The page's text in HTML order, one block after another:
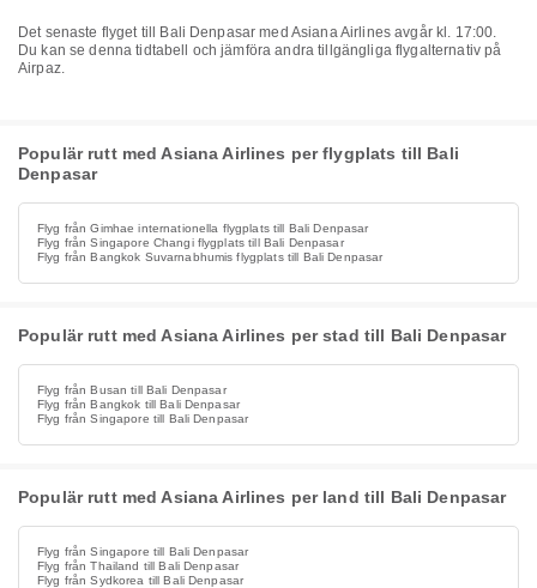
Det senaste flyget till Bali Denpasar med Asiana Airlines avgår kl. 17:00.
Du kan se denna tidtabell och jämföra andra tillgängliga flygalternativ på
Airpaz.
Populär rutt med Asiana Airlines per flygplats till Bali
Denpasar
Flyg från Gimhae internationella flygplats till Bali Denpasar
Flyg från Singapore Changi flygplats till Bali Denpasar
Flyg från Bangkok Suvarnabhumis flygplats till Bali Denpasar
Populär rutt med Asiana Airlines per stad till Bali Denpasar
Flyg från Busan till Bali Denpasar
Flyg från Bangkok till Bali Denpasar
Flyg från Singapore till Bali Denpasar
Populär rutt med Asiana Airlines per land till Bali Denpasar
Flyg från Singapore till Bali Denpasar
Flyg från Thailand till Bali Denpasar
Flyg från Sydkorea till Bali Denpasar